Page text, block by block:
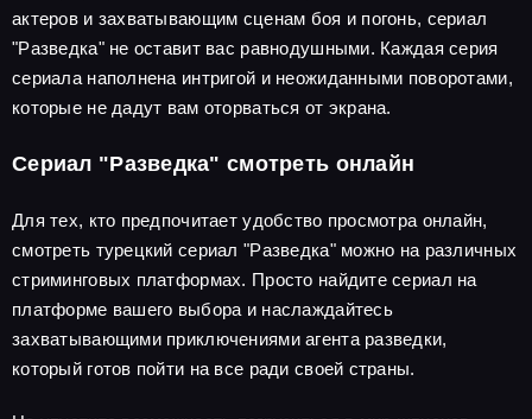
актеров и захватывающим сценам боя и погонь, сериал
"Разведка" не оставит вас равнодушными. Каждая серия
сериала наполнена интригой и неожиданными поворотами,
которые не дадут вам оторваться от экрана.
Сериал "Разведка" смотреть онлайн
Для тех, кто предпочитает удобство просмотра онлайн,
смотреть турецкий сериал "Разведка" можно на различных
стриминговых платформах. Просто найдите сериал на
платформе вашего выбора и наслаждайтесь
захватывающими приключениями агента разведки,
который готов пойти на все ради своей страны.